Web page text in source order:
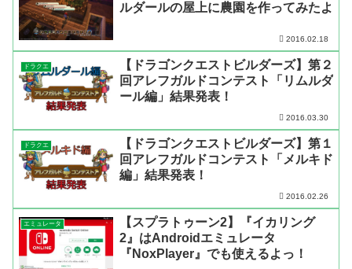
ルダールの屋上に農園を作ってみたよ
2016.02.18
ドラクエ
【ドラゴンクエストビルダーズ】第２
回アレフガルドコンテスト「リムルダ
ール編」結果発表！
2016.03.30
ドラクエ
【ドラゴンクエストビルダーズ】第１
回アレフガルドコンテスト「メルキド
編」結果発表！
2016.02.26
エミュレータ
【スプラトゥーン2】『イカリング
2』はAndroidエミュレータ
『NoxPlayer』でも使えるよっ！